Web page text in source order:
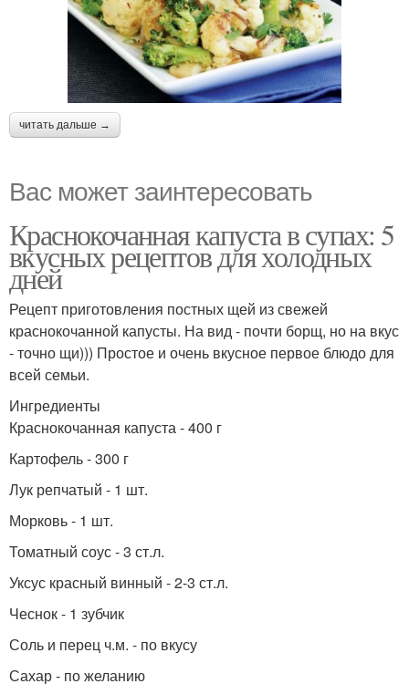
читать дальше →
Вас может заинтересовать
Краснокочанная капуста в супах: 5
вкусных рецептов для холодных
дней
Рецепт приготовления постных щей из свежей
краснокочанной капусты. На вид - почти борщ, но на вкус
- точно щи))) Простое и очень вкусное первое блюдо для
всей семьи.
Ингредиенты
Краснокочанная капуста - 400 г
Картофель - 300 г
Лук репчатый - 1 шт.
Морковь - 1 шт.
Томатный соус - 3 ст.л.
Уксус красный винный - 2-3 ст.л.
Чеснок - 1 зубчик
Соль и перец ч.м. - по вкусу
Сахар - по желанию